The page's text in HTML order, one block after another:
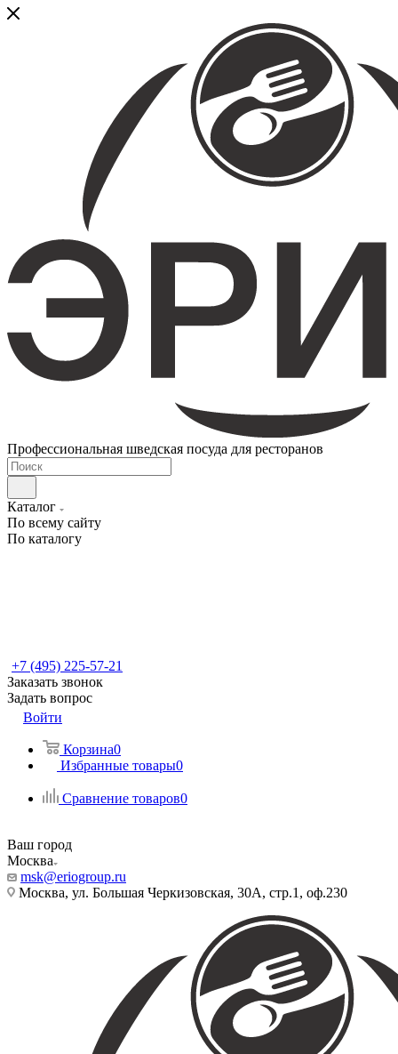
Профессиональная шведская посуда для ресторанов
Каталог
По всему сайту
По каталогу
+7 (495) 225-57-21
Заказать звонок
Задать вопрос
Войти
Корзина0
Избранные товары0
Сравнение товаров0
Ваш город
Москва
msk@eriogroup.ru
Москва, ул. Большая Черкизовская, 30А, стр.1, оф.230